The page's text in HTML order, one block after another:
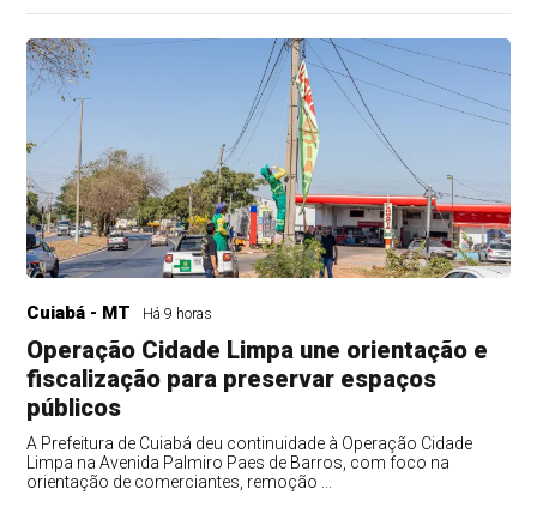
Cuiabá - MT Há 9 horas
Operação Cidade Limpa une orientação e
fiscalização para preservar espaços
públicos
A Prefeitura de Cuiabá deu continuidade à Operação Cidade
Limpa na Avenida Palmiro Paes de Barros, com foco na
orientação de comerciantes, remoção ...